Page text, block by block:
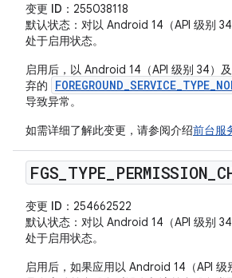
变更 ID ：255038118
默认状态 ：对以 Android 14（API 级别
处于启用状态。
启用后，以 Android 14（API 级别 34）
弃的
导致异常。
如需详细了解此变更，请参阅介绍前台服
FGS TYPE PERMISSION
变更 ID ：254662522
默认状态 ：对以 Android 14（API 级别
处于启用状态。
启用后，如果应用以 Android 14（API